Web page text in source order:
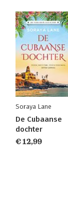
Soraya Lane
De Cubaanse
dochter
€ 12,99